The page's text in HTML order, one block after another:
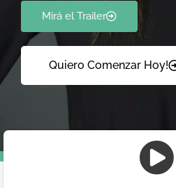
Mirá el Trailer
Quiero Comenzar Hoy!